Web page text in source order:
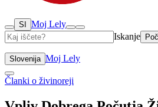
SI
Moj Lely
Iskanje
Slovenija Moj Lely
Članki o živinoreji